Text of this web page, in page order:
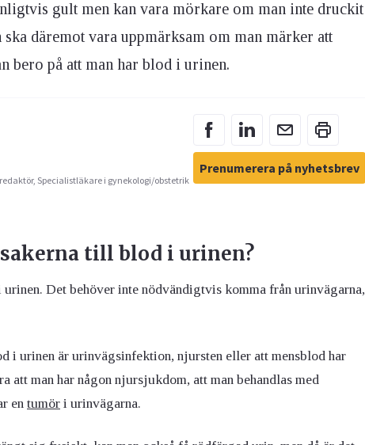
gult men kan vara mörkare om man inte druckit
däremot vara uppmärksam om man märker att
bero på att man har blod i urinen.
Specialistläkare i gynekologi/obstetrik
Prenumerera på nyhetsbrev
till blod i urinen?
Det behöver inte nödvändigtvis komma från urinvägarna,
i urinen är urinvägsinfektion, njursten eller att mensblod har
att man har någon njursjukdom, att man behandlas med
en tumör i urinvägarna.